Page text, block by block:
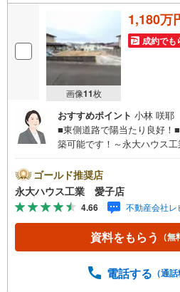
画像11枚
1,180万
成約でも
おすすめポイント 小林 咲耶
■東側道路で陽当たり良好！
築可能です！～永大ハウス
く2つに分けてご紹介！1.＜
ション・土地…と種別を問わ
す。さらに教育施設や商業施
地域情報を総合し、お客様に
だけるよう、しっかりとサ
＜経験豊富なスタッフ＞当
ちろん、ご購入時に気にな
ゴールド推奨店
永大ハウス工業 愛子店
4.66 不動産会社
資料をもらう （無
電話する （通